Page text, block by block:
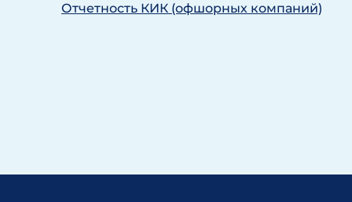
Отчетность КИК (офшорных компаний)